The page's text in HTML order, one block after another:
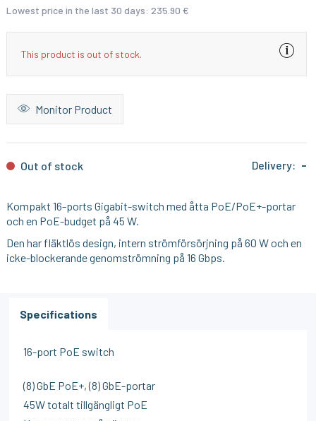
Lowest price in the last 30 days: 235.90 €
This product is out of stock.
Monitor Product
Out of stock Delivery: -
Kompakt 16-ports Gigabit-switch med åtta PoE/PoE+-portar
och en PoE-budget på 45 W.
Den har fläktlös design, intern strömförsörjning på 60 W och en
icke-blockerande genomströmning på 16 Gbps.
Specifications
16-port PoE switch
(8) GbE PoE+, (8) GbE-portar
45W totalt tillgängligt PoE